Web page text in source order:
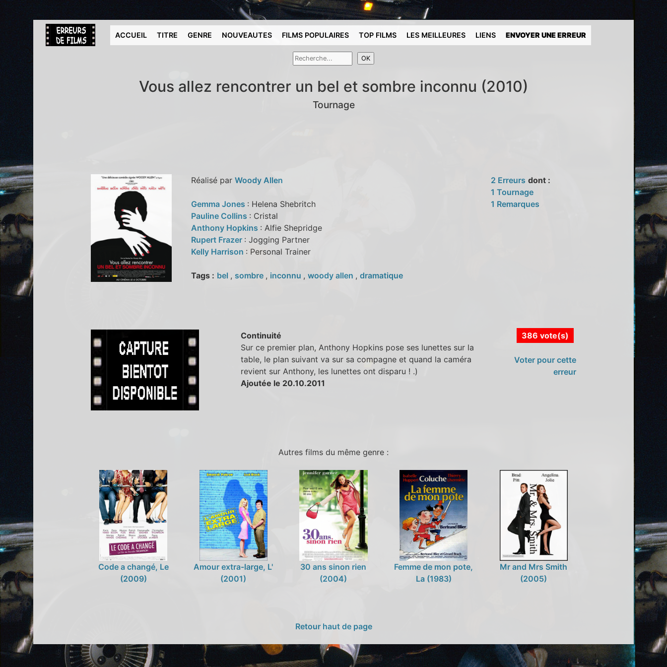
ACCUEIL TITRE GENRE NOUVEAUTES FILMS POPULAIRES TOP FILMS LES MEILLEURES LIENS ENVOYER UNE ERREUR
Vous allez rencontrer un bel et sombre inconnu (2010)
Tournage
Réalisé par Woody Allen
Gemma Jones : Helena Shebritch
Pauline Collins : Cristal
Anthony Hopkins : Alfie Shepridge
Rupert Frazer : Jogging Partner
Kelly Harrison : Personal Trainer
Tags : bel , sombre , inconnu , woody allen , dramatique
2 Erreurs dont :
1 Tournage
1 Remarques
Continuité
Sur ce premier plan, Anthony Hopkins pose ses lunettes sur la
table, le plan suivant va sur sa compagne et quand la caméra
revient sur Anthony, les lunettes ont disparu ! .)
Ajoutée le 20.10.2011
386 vote(s)
Voter pour cette
erreur
Autres films du même genre :
Code a changé, Le
(2009)
Amour extra-large, L'
(2001)
30 ans sinon rien
(2004)
Femme de mon pote,
La (1983)
Mr and Mrs Smith
(2005)
Retour haut de page